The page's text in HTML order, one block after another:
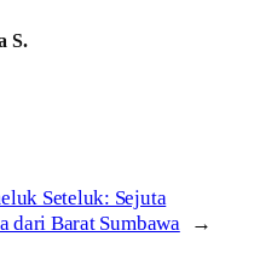
S.
Seteluk: Sejuta
dari Barat Sumbawa
→